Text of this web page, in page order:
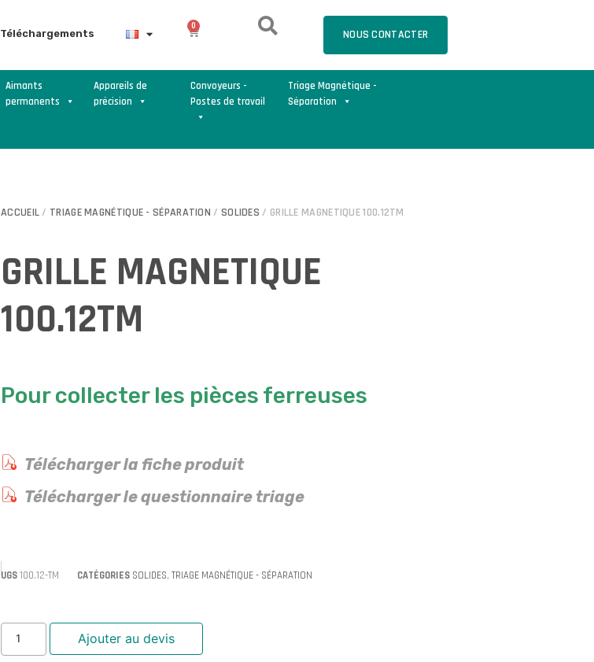
Téléchargements
0
NOUS CONTACTER
Aimants
permanents
Appareils de
précision
Convoyeurs -
Postes de travail
Triage Magnétique -
Séparation
ACCUEIL / TRIAGE MAGNÉTIQUE - SÉPARATION / SOLIDES / GRILLE MAGNETIQUE 100.12TM
GRILLE MAGNETIQUE
100.12TM
Pour collecter les pièces ferreuses
Télécharger la fiche produit
Télécharger le questionnaire triage
UGS100.12-TM CATÉGORIES SOLIDES, TRIAGE MAGNÉTIQUE - SÉPARATION
Ajouter au devis